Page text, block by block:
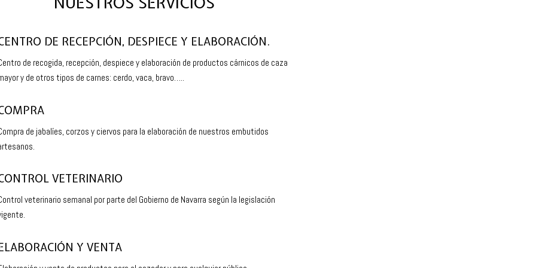
DE RECEPCIÓN, DESPIECE Y ELABORACIÓN.
de recogida, recepción, despiece y elaboración de productos cárnicos de caza
y de otros tipos de carnes: cerdo, vaca, bravo…..
de jabalíes, corzos y ciervos para la elaboración de nuestros embutidos
VETERINARIO
veterinario semanal por parte del Gobierno de Navarra según la legislación
Y VENTA